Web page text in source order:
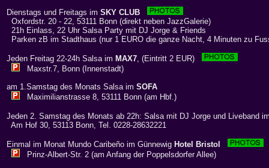
Dienstags und Freitags im SKY CLUB
Oxfordstr. 20 - 22, 53111 Bonn (direkt neben JazzGalerie)
21h Einlass, 22 Uhr Salsa Party mit DJ Jorge & Friends
Parken zB im Stadthaus (nur 1 EURO die ganze Nacht, 4 Minuten zu
Jeden Freitag 22-24h Salsa im MAX7 , (Eintritt 2 EUR)
Maxstr.7, Bonn (Innenstadt)
am 1.Samstag des Monats Salsa im SOFA
Maximilianstrasse 8, 53111 Bonn (am Hbf.)
Jeden 2. Samstag des Monats ab 22h: Salsa mit DJ Jorge und Liveband
Am Hof 30, 53113 Bonn, Tel. 0228-28632221
Einmal im Monat Mundo Caribeño im Günnewig Hotel Bristol
Prinz-Albert-Str. 2 (am Anfang der Poppelsdorfer Allee)